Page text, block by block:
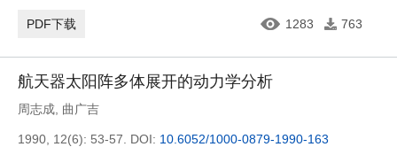
PDF下载 1283 763
航天器太阳阵多体展开的动力学分析
周志成 曲广吉
1990, 12(6): 53-57. DOI: 10.6052/1000-0879-1990-163